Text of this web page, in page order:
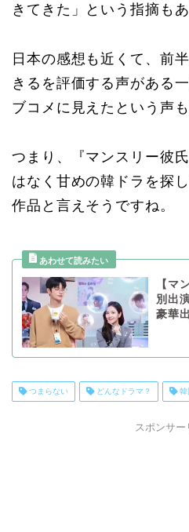
きてきた」という指摘もあ
日本の感想も近くて、前
きるを評価する声がある
ブコメに見えたという声も
つまり、『マンスリー彼
はなく甘めの韓ドラを探
作品と言えそうですね。
【マ
別出
豪華
つまらない どんなドラマ？ 韓
スポンサー